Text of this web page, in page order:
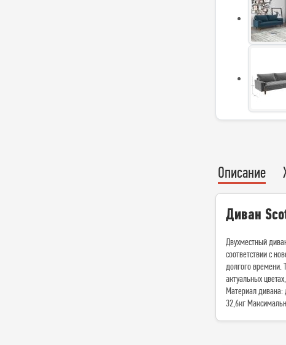
Описание
Диван
Двухместный
соответствии с
долгого времени.
актуальных
Материал дивана:
32,6кг